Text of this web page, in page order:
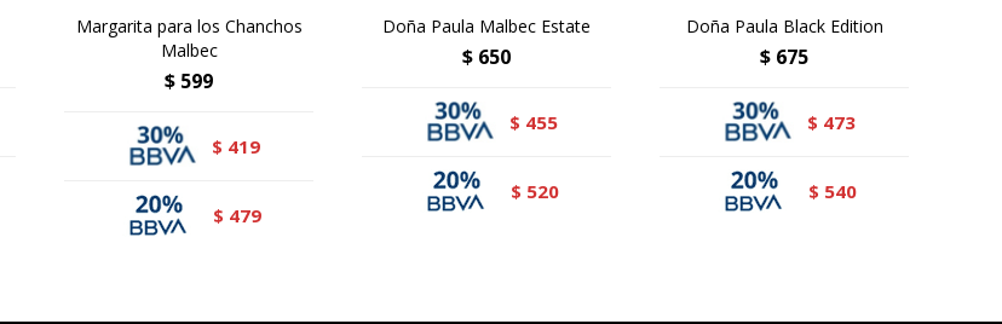
Margarita para los Chanchos
Malbec
$ 599
$ 419
$ 479
Doña Paula Malbec Estate
$ 650
$ 455
$ 520
Doña Paula Black Edition
$ 675
$ 473
$ 540